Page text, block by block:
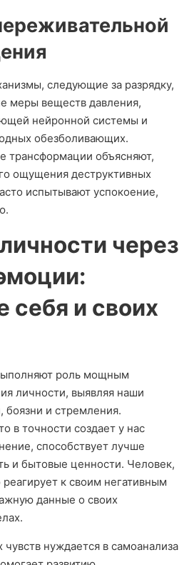
следующие за разрядку,
меры веществ давления,
нейронной системы и
обезболивающих.
трансформации объясняют,
ощущения деструктивных
испытывают успокоение,
через
себя и своих
роль мощным
личности, выявляя наши
боязни и стремления.
в точности создает у нас
способствует лучше
и бытовые ценности. Человек,
к своим негативным
данные о своих
нуждается в самоанализа